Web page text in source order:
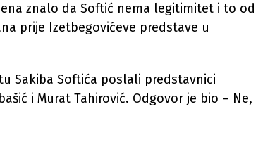
znalo da Softić nema legitimitet i to od
prije Izetbegovićeve predstave u
Sakiba Softića poslali predstavnici
i Murat Tahirović. Odgovor je bio – Ne,